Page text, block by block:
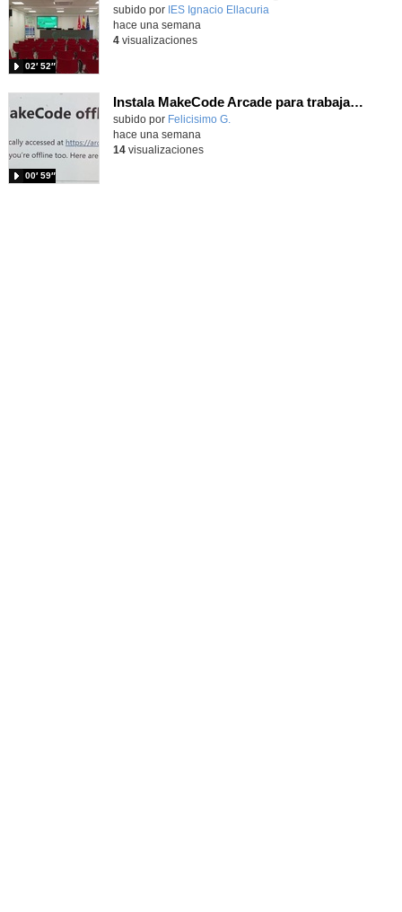
Contenido educativo.
subido por IES Ignacio Ellacuria
02′ 52″
hace una semana
4visualizaciones
Instala MakeCode Arcade para trabajar offline en tu tablet, ordenador, Chromebook
Contenido educativo.
subido por Felicisimo G.
00′ 59″
hace una semana
14visualizaciones